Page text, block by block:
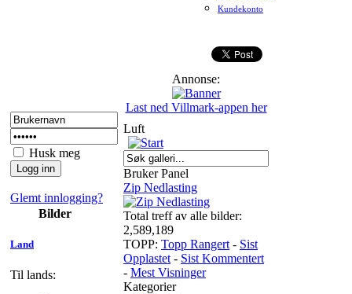
Kundekonto
Husk meg
Glemt innlogging?
Bilder
Land
Til lands:
Annonse:
Last ned Villmark-appen her
Luft
Bruker Panel
Zip Nedlasting
Total treff av alle bilder:
2,589,189
TOPP: Topp Rangert - Sist
Opplastet - Sist Kommentert
- Mest Visninger
Kategorier